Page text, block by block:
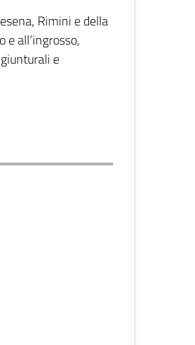
Rimini e della
all’ingrosso,
e